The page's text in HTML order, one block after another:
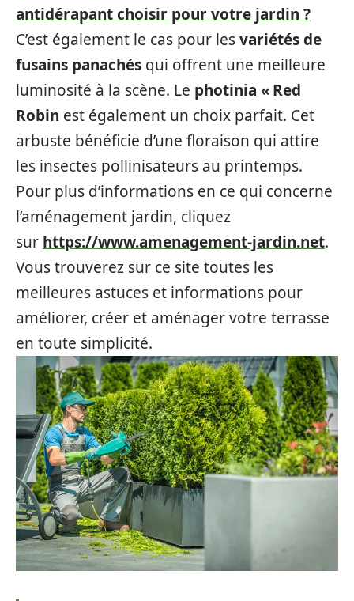
antidérapant choisir pour votre jardin ?
C’est également le cas pour lesvariétés de
fusains panachés qui offrent une meilleure
luminosité à la scène. Le photinia « Red
Robin est également un choix parfait. Cet
arbuste bénéficie d’une floraison qui attire
les insectes pollinisateurs au printemps.
Pour plus d’informations en ce qui concerne
l’aménagement jardin, cliquez
sur https://www.amenagement-jardin.net.
Vous trouverez sur ce site toutes les
meilleures astuces et informations pour
améliorer, créer et aménager votre terrasse
en toute simplicité.